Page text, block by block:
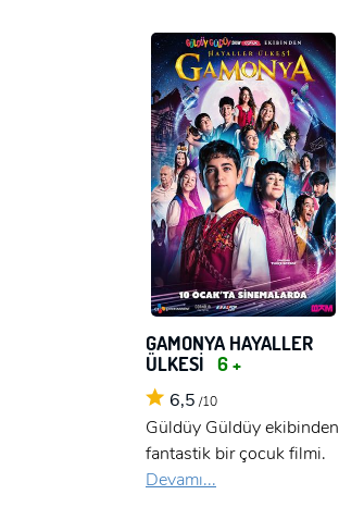
GAMONYA HAYALLER
ÜLKESİ 6 +
6,5 /10
Güldüy Güldüy ekibinden
fantastik bir çocuk filmi.
Devamı...